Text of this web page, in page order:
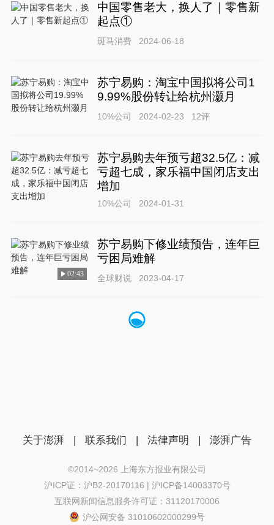
中国零售老大，换人了｜零售新
起点①
斑马消费 2024-06-18
苏宁易购：淘宝中国拟将公司1
9.99%股份转让给杭州灏月
10%公司 2024-02-23 12评
苏宁易购去年预亏超32.5亿：减
亏超七成，家乐福中国闭店支出
增加
10%公司 2024-01-31
02:43
苏宁易购下修业绩预告，连年巨
亏困局难解
全球财说 2023-04-17
关于澎湃 | 联系我们 | 法律声明 | 澎湃广告
©2014~2026 上海东方报业有限公司
沪ICP证：沪B2-20170116 | 沪ICP备14003370号
互联网新闻信息服务许可证：31120170006
沪公网安备 31010602000299号